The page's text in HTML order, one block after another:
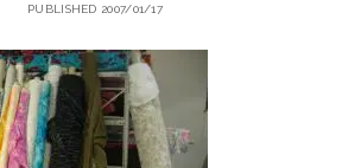
PUBLISHED 2007/01/17